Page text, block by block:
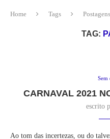
Home Tags
TAG:
Sem
CARNAVAL 2021
escrito
Ao tom das incertezas, ou do